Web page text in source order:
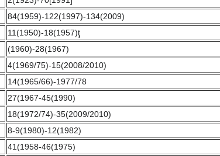
84(1959)-122(1997)-134(2009)
11(1950)-18(1957)ţ
(1960)-28(1967)
4(1969/75)-15(2008/2010)
14(1965/66)-1977/78
27(1967-45(1990)
18(1972/74)-35(2009/2010)
8-9(1980)-12(1982)
41(1958-46(1975)